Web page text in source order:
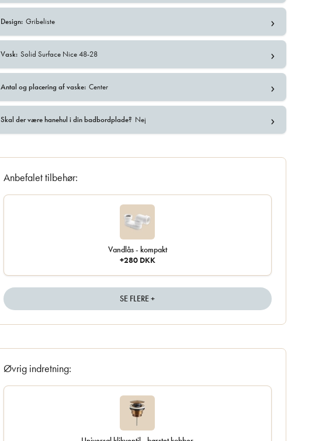
Design: Gribeliste ›
Vask: Solid Surface Nice 48-28 ›
Antal og placering af vaske: Center ›
Skal der være hanehul i din badbordplade? Nej ›
Anbefalet tilbehør:
Vandlås - kompakt
+280 DKK
SE FLERE +
Øvrig indretning: